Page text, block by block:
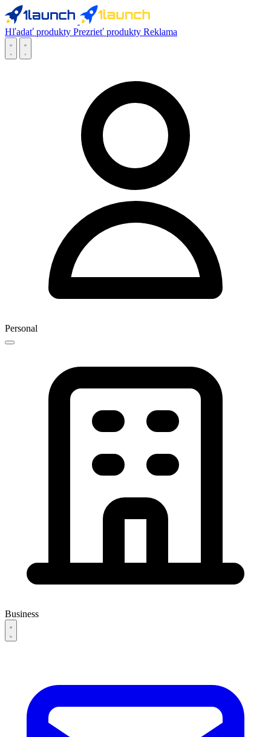
Hľadať produkty Prezrieť produkty Reklama
Personal
Business